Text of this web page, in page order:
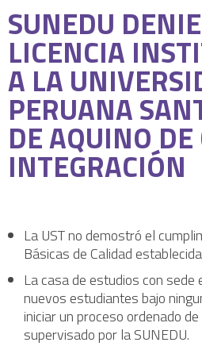
SUNEDU
LICENCIA
A LA
PERUANA
DE AQUINO
INTEGRACIÓN
La UST no demostró el
Básicas de Calidad
La casa de estudios con sede
nuevos estudiantes bajo
iniciar un proceso ordenado
supervisado por la SUNEDU.